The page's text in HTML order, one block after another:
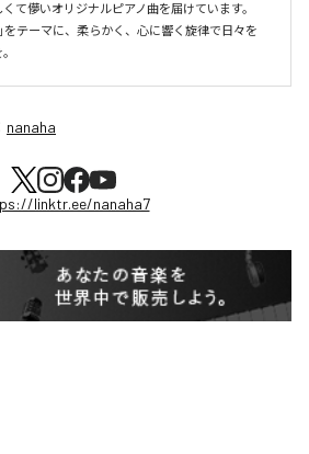
て儚いオリジナルピアノ曲を届けています。
をテーマに、柔らかく、心に響く旋律で日々を
nanaha
linktr.ee/nanaha7